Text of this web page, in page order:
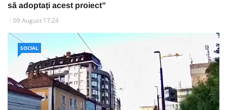
să adoptați acest proiect”
09 August 17:24
SOCIAL